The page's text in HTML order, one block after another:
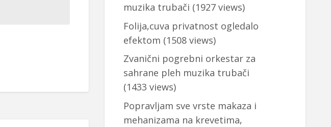
muzika trubači (1927 views)
Folija,cuva privatnost ogledalo
efektom (1508 views)
Zvanični pogrebni orkestar za
sahrane pleh muzika trubači
(1433 views)
Popravljam sve vrste makaza i
mehanizama na krevetima,